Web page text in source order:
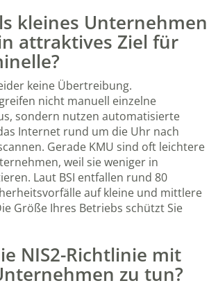
kleines Unternehmen
attraktives Ziel für
keine Übertreibung.
nicht manuell einzelne
sondern nutzen automatisierte
Internet rund um die Uhr nach
Gerade KMU sind oft leichtere
weil sie weniger in
Laut BSI entfallen rund 80
auf kleine und mittlere
Größe Ihres Betriebs schützt Sie
NIS2-Richtlinie mit
zu tun?